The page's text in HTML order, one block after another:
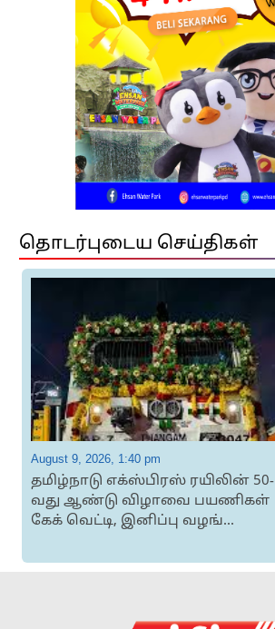
தொடர்புடைய செய்திகள்
August 9, 2026, 1:40 pm
தமிழ்நாடு எக்ஸ்பிரஸ் ரயிலின் 50-
வது ஆண்டு விழாவை பயணிகள்
கேக் வெட்டி, இனிப்பு வழங்...